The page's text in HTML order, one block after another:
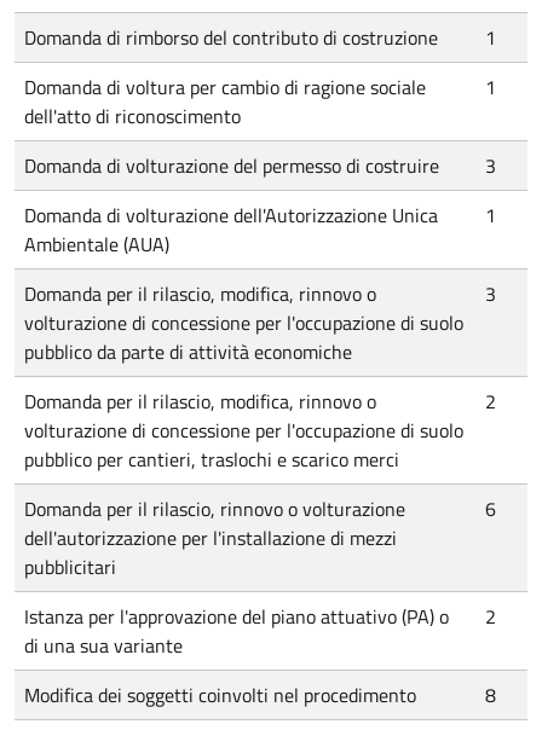
Domanda di rimborso del contributo di costruzione
1
Domanda di voltura per cambio di ragione sociale
dell'atto di riconoscimento
1
Domanda di volturazione del permesso di costruire
3
Domanda di volturazione dell'Autorizzazione Unica
Ambientale (AUA)
1
Domanda per il rilascio, modifica, rinnovo o
volturazione di concessione per l'occupazione di suolo
pubblico da parte di attività economiche
3
Domanda per il rilascio, modifica, rinnovo o
volturazione di concessione per l'occupazione di suolo
pubblico per cantieri, traslochi e scarico merci
2
Domanda per il rilascio, rinnovo o volturazione
dell'autorizzazione per l'installazione di mezzi
pubblicitari
6
Istanza per l'approvazione del piano attuativo (PA) o
di una sua variante
2
Modifica dei soggetti coinvolti nel procedimento 8